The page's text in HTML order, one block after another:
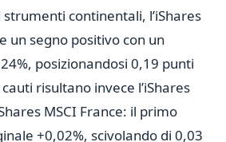
continentali, l’iShares
un segno positivo con un
posizionandosi 0,19 punti
risultano invece l’iShares
MSCI France: il primo
+0,02%, scivolando di 0,03